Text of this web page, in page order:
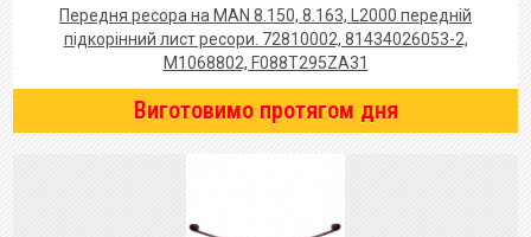
Передня ресора на MAN 8.150, 8.163, L2000 передній
підкорінний лист ресори. 72810002, 81434026053-2,
M1068802, F088T295ZA31
Виготовимо протягом дня